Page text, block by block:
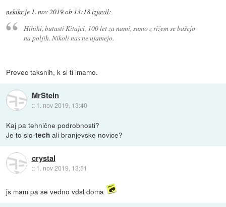
nekikrje 1. nov 2019 ob 13:18izjavil:
Hihihi, butasti Kitajci, 100 let za nami, samo z rižem se bašejo
na poljih. Nikoli nas ne ujamejo.
Prevec taksnih, k si ti imamo.
MrStein
:: 1. nov 2019, 13:40
Kaj pa tehnične podrobnosti?
Je to slo-tech ali branjevske novice?
crystal
:: 1. nov 2019, 13:51
js mam pa se vedno vdsl doma